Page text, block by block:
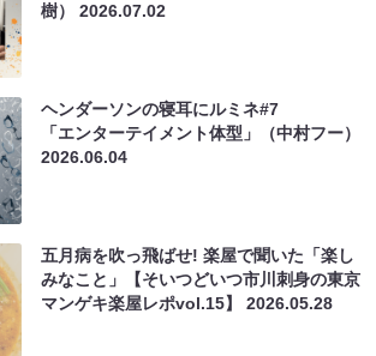
樹）2026.07.02
ヘンダーソンの寝耳にルミネ#7
「エンターテイメント体型」（中村フー）
2026.06.04
五月病を吹っ飛ばせ! 楽屋で聞いた「楽し
みなこと」【そいつどいつ市川刺身の東京
マンゲキ楽屋レポvol.15】2026.05.28